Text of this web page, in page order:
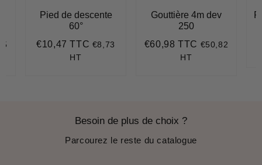
Pied de descente
60°
Prix
€10,47 TTC €10,47
€8,73
HT
Gouttière 4m dev
250
Prix
€60,98 TTC €60,98
€50,82
HT
Besoin de plus de choix ?
Parcourez le reste du catalogue